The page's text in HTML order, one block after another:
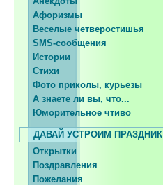
Афоризмы
Веселые четверостишья
SMS-сообщения
Истории
Стихи
Фото приколы, курьезы
А знаете ли вы, что...
Юморительное чтиво
ДАВАЙ УСТРОИМ ПРАЗДНИК
Открытки
Поздравления
Пожелания